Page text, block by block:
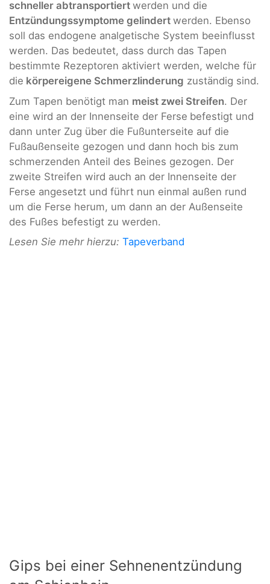
schneller abtransportiert werden und die
Entzündungssymptome gelindert werden. Ebenso
soll das endogene analgetische System beeinflusst
werden. Das bedeutet, dass durch das Tapen
bestimmte Rezeptoren aktiviert werden, welche für
die körpereigene Schmerzlinderung zuständig sind.
Zum Tapen benötigt man meist zwei Streifen. Der
eine wird an der Innenseite der Ferse befestigt und
dann unter Zug über die Fußunterseite auf die
Fußaußenseite gezogen und dann hoch bis zum
schmerzenden Anteil des Beines gezogen. Der
zweite Streifen wird auch an der Innenseite der
Ferse angesetzt und führt nun einmal außen rund
um die Ferse herum, um dann an der Außenseite
des Fußes befestigt zu werden.
Lesen Sie mehr hierzu: Tapeverband
Gips bei einer Sehnenentzündung